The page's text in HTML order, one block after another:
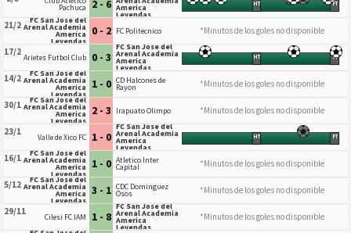
Pachuca 2 - 6 America
Leyendas
HT FT
21/2 FC San Jose del
Arenal Academia
America
Leyendas
0 - 2 FC Politecnico
*Minutos de los goles no disponible
17/2 Arietes Futbol Club 0 - 3
FC San Jose del
Arenal Academia
America
Leyendas
HT FT
14/2 FC San Jose del
Arenal Academia
America
Leyendas
1 - 0 CD Halcones de
Rayon
*Minutos de los goles no disponible
30/1
FC San Jose del
Arenal Academia
America
Leyendas
2 - 3 Irapuato Olimpo
*Minutos de los goles no disponible
23/1
Valle de Xico FC 1 - 0
FC San Jose del
Arenal Academia
America
Leyendas
HT FT
16/1 FC San Jose del
Arenal Academia
America
Leyendas
1 - 0 Atletico Inter
Capital
*Minutos de los goles no disponible
5/12
FC San Jose del
Arenal Academia
America
Leyendas
3 - 1 CDC Dominguez
Osos
*Minutos de los goles no disponible
29/11
Cilesi FC IAM 1 - 8
FC San Jose del
Arenal Academia
America
Leyendas
*Minutos de los goles no disponible